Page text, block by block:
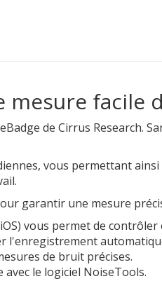
mesure facile
de Cirrus Research.
vous permettant
garantir une mesure
vous permet de
l'enregistrement
de bruit précises.
le logiciel NoiseTools.